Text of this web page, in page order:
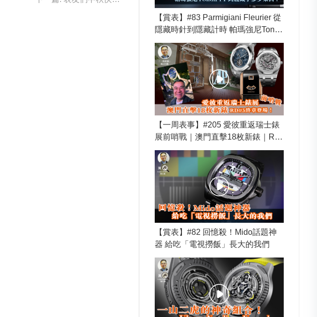
【賞表】#83 Parmigiani Fleurier 從
隱藏時針到隱藏計時 帕瑪強尼Tonda
PF到底藏了多少東西？
【一周表事】#205 愛彼重返瑞士錶
展前哨戰｜澳門直擊18枚新錶｜RD
#5終章登場！
【賞表】#82 回憶殺！Mido話題神
器 給吃「電視撈飯」長大的我們